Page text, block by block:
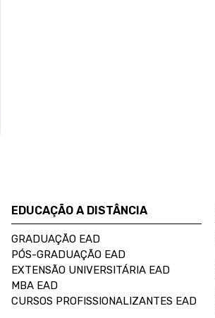
EDUCAÇÃO A DISTÂNCIA
GRADUAÇÃO EAD
PÓS-GRADUAÇÃO EAD
EXTENSÃO UNIVERSITÁRIA EAD
MBA EAD
CURSOS PROFISSIONALIZANTES EAD